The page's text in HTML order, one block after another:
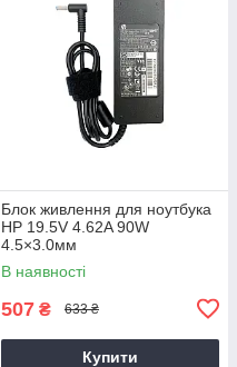
Блок живлення для ноутбука
HP 19.5V 4.62A 90W
4.5×3.0мм
В наявності
507 ₴ 633 ₴
Купити